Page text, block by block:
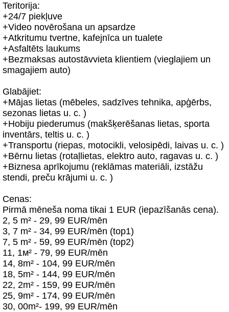
Teritorija:
+24/7 piekļuve
+Video novērošana un apsardze
+Atkritumu tvertne, kafejnīca un tualete
+Asfaltēts laukums
+Bezmaksas autostāvvieta klientiem (vieglajiem un
smagajiem auto)
Glabājiet:
+Mājas lietas (mēbeles, sadzīves tehnika, apģērbs,
sezonas lietas u. c. )
+Hobiju piederumus (makšķerēšanas lietas, sporta
inventārs, teltis u. c. )
+Transportu (riepas, motocikli, velosipēdi, laivas u. c. )
+Bērnu lietas (rotaļlietas, elektro auto, ragavas u. c. )
+Biznesa aprīkojumu (reklāmas materiāli, izstāžu
stendi, preču krājumi u. c. )
Cenas:
Pirmā mēneša noma tikai 1 EUR (iepazīšanās cena).
2, 5 m² - 29, 99 EUR/mēn
3, 7 m² - 34, 99 EUR/mēn (top1)
7, 5 m² - 59, 99 EUR/mēn (top2)
11, 1м² - 79, 99 EUR/mēn
14, 8m² - 104, 99 EUR/mēn
18, 5m² - 144, 99 EUR/mēn
22, 2m² - 159, 99 EUR/mēn
25, 9m² - 174, 99 EUR/mēn
30, 00m²- 199, 99 EUR/mēn